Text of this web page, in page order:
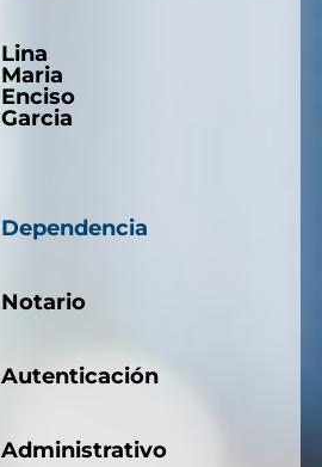
Lina
Maria
Enciso
Garcia
Dependencia
Notario
Autenticación
Administrativo